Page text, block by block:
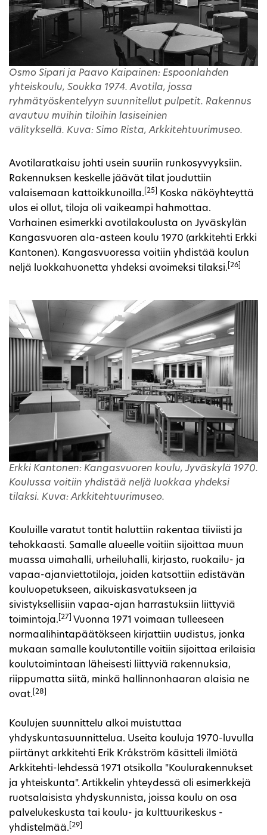
Osmo Sipari ja Paavo Kaipainen: Espoonlahden
yhteiskoulu, Soukka 1974. Avotila, jossa
ryhmätyöskentelyyn suunnitellut pulpetit. Rakennus
avautuu muihin tiloihin lasiseinien
välityksellä. Kuva: Simo Rista, Arkkitehtuurimuseo.
Avotilaratkaisu johti usein suuriin runkosyvyyksiin.
Rakennuksen keskelle jäävät tilat jouduttiin
valaisemaan kattoikkunoilla. [25]
Koska näköyhteyttä
ulos ei ollut, tiloja oli vaikeampi hahmottaa.
Varhainen esimerkki avotilakoulusta on Jyväskylän
Kangasvuoren ala-asteen koulu 1970 (arkkitehti Erkki
Kantonen). Kangasvuoressa voitiin yhdistää koulun
neljä luokkahuonetta yhdeksi avoimeksi tilaksi. [26]
Erkki Kantonen: Kangasvuoren koulu, Jyväskylä 1970.
Koulussa voitiin yhdistää neljä luokkaa yhdeksi
tilaksi. Kuva: Arkkitehtuurimuseo.
Kouluille varatut tontit haluttiin rakentaa tiiviisti ja
tehokkaasti. Samalle alueelle voitiin sijoittaa muun
muassa uimahalli, urheiluhalli, kirjasto, ruokailu- ja
vapaa-ajanviettotiloja, joiden katsottiin edistävän
kouluopetukseen, aikuiskasvatukseen ja
sivistyksellisiin vapaa-ajan harrastuksiin liittyviä
toimintoja. [27]
Vuonna 1971 voimaan tulleeseen
normaalihintapäätökseen kirjattiin uudistus, jonka
mukaan samalle koulutontille voitiin sijoittaa erilaisia
koulutoimintaan läheisesti liittyviä rakennuksia,
riippumatta siitä, minkä hallinnonhaaran alaisia ne
ovat. [28]
Koulujen suunnittelu alkoi muistuttaa
yhdyskuntasuunnittelua. Useita kouluja 1970-luvulla
piirtänyt arkkitehti Erik Kråkström käsitteli ilmiötä
Arkkitehti-lehdessä 1971 otsikolla "Koulurakennukset
ja yhteiskunta". Artikkelin yhteydessä oli esimerkkejä
ruotsalaisista yhdyskunnista, joissa koulu on osa
palvelukeskusta tai koulu- ja kulttuurikeskus -
yhdistelmää. [29]